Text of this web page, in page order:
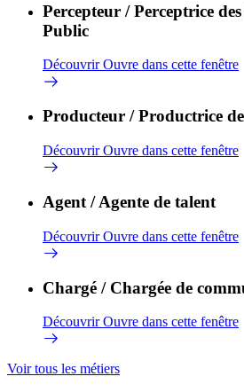
Percepteur / Perceptrice
Public
DécouvrirOuvre dans cette fenêtre
Producteur / Productrice
DécouvrirOuvre dans cette fenêtre
Agent / Agente de talent
DécouvrirOuvre dans cette fenêtre
Chargé / Chargée de
DécouvrirOuvre dans cette fenêtre
Voir tous les métiers